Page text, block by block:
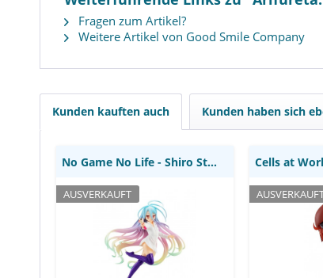
Fragen zum Artikel?
Weitere Artikel von Good Smile Company
Kunden kauften auch Kunden haben sich
No Game No Life - Shiro
Company
AUSVERKAUFT
No Game No Life - Shiro Statue / Pop Up Parade...
Cells at